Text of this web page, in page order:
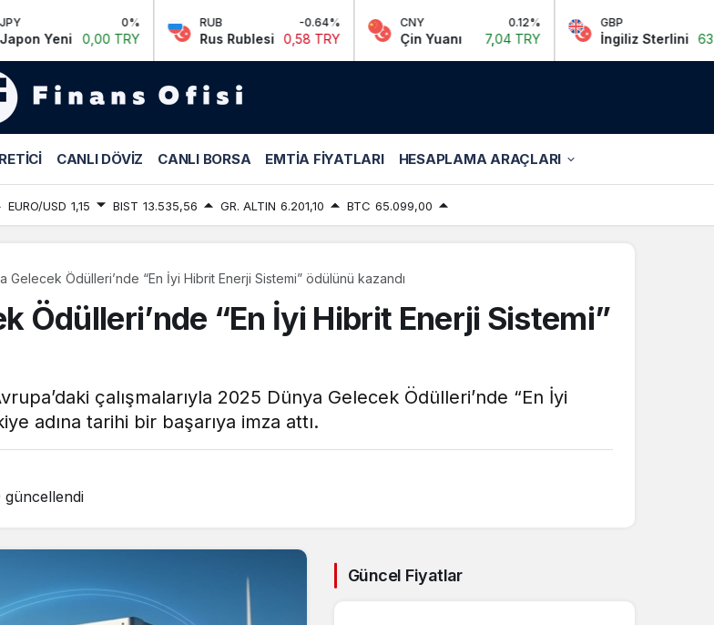
0,00 TRY
RUB
Rus Rublesi 0,58 TRY
CNY
Çin Yuanı 7,04 TRY
GBP
İngiliz Sterlini 63,97 TRY
CANLI DÖVIZ CANLI BORSA EMTIA FIYATLARI HESAPLAMA ARAÇLARI
EURO/USD 1,15 BIST 13.535,56 GR. ALTIN 6.201,10 BTC 65.099,00
Gelecek Ödülleri’nde “En İyi Hibrit Enerji Sistemi” ödülünü kazandı
Ödülleri’nde “En İyi Hibrit Enerji Sistemi”
çalışmalarıyla 2025 Dünya Gelecek Ödülleri’nde “En İyi
adına tarihi bir başarıya imza attı.
güncellendi
Güncel Fiyatlar